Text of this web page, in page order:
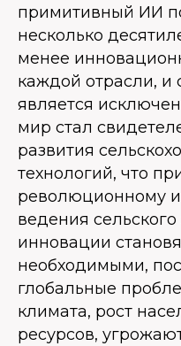
примитивный ИИ
несколько
менее
каждой отрасли, и
является
мир стал
развития
технологий, что
революционному
ведения сельского
инновации
необходимыми,
глобальные
климата, рост
ресурсов,